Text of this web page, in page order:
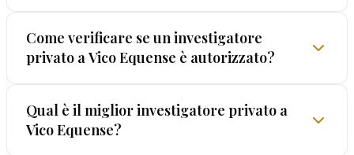
Il numero esatto di investigatori privati autorizzati
a Vico Equense varia nel tempo. Ciò che conta
che il professionista abbia licenza prefettizia,
esperienza documentata e garanzia scritta sulla
Come verificare se un investigatore
privato a Vico Equense è autorizzato?
Ogni investigatore privato deve possedere una
licenza rilasciata dalla Prefettura (art. 134
Qual è il miglior investigatore privato a
Vico Equense?